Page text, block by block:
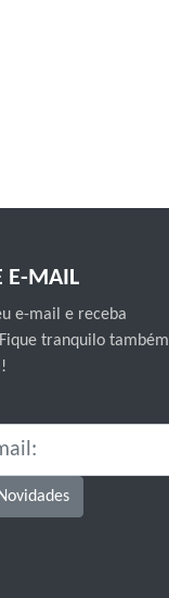
E-MAIL
e-mail e receba
tranquilo também